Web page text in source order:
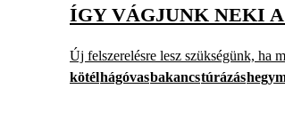
ÍGY VÁGJUNK NEKI
Új felszerelésre lesz szükségünk, ha
kötélhágóvasbakancstúrázás